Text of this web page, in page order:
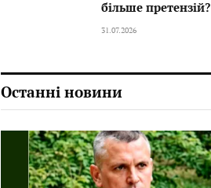
більше претензій?
31.07.2026
Останні новини